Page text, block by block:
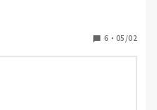
たり。酸素チューブをボン
ーを動かして鼻が引っ張ら
いなら変わってほしい…
移乗も嫌と行って聞き入れ
す。
6 ・ 05/02